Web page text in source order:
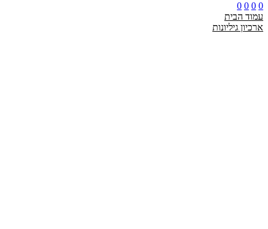
0
0
0
0
עמוד הבית
ארכיון גיליונות